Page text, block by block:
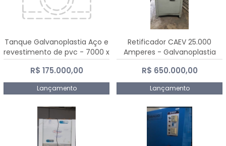
Tanque Galvanoplastia Aço e
revestimento de pvc - 7000 x
2200 mm
R$ 175.000,00
Lançamento
Retificador CAEV 25.000
Amperes - Galvanoplastia
R$ 650.000,00
Lançamento